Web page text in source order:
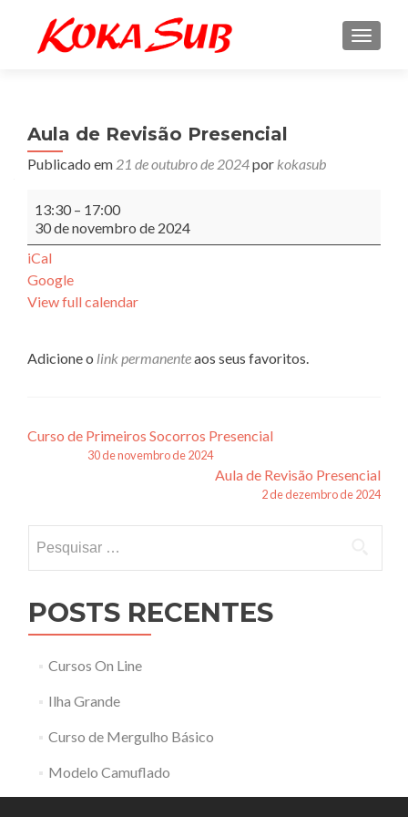
Aula de Revisão Presencial
Publicado em 21 de outubro de 2024por kokasub
de
Revisão
Presencial
13:30 – 17:00
30 de novembro de 2024
iCal
Google
View full calendar
Adicione o link permanenteaos seus favoritos.
Navegação
Curso de Primeiros Socorros Presencial
30 de novembro de 2024
Aula de Revisão Presencial
2 de dezembro de 2024
por:
POSTS RECENTES
Cursos On Line
Ilha Grande
Curso de Mergulho Básico
Modelo Camuflado